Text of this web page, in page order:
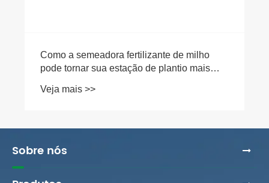
Como a semeadora fertilizante de milho
pode tornar sua estação de plantio mais
Veja mais >>
Sobre nós